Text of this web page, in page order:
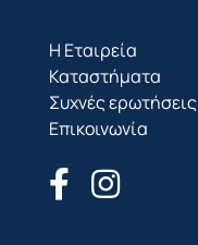
Η Εταιρεία
Καταστήματα
Συχνές ερωτήσεις
Επικοινωνία